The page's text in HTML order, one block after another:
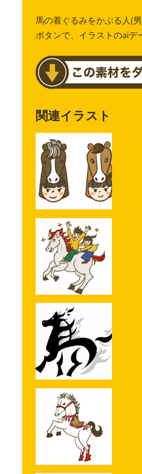
馬の着ぐるみをかぶる人(
ボタンで、イラストのaiデ
関連イラスト